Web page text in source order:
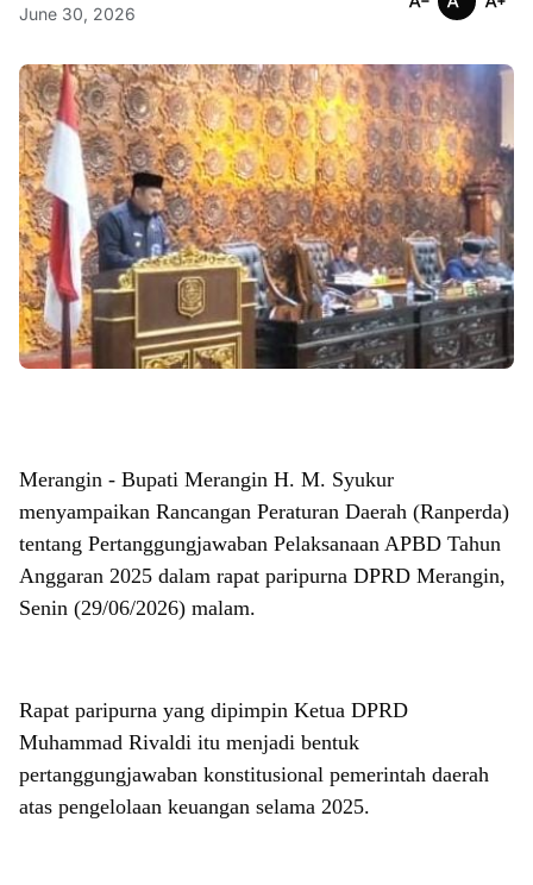
June 30, 2026
Merangin - Bupati Merangin H. M. Syukur
menyampaikan Rancangan Peraturan Daerah (Ranperda)
tentang Pertanggungjawaban Pelaksanaan APBD Tahun
Anggaran 2025 dalam rapat paripurna DPRD Merangin,
Senin (29/06/2026) malam.
Rapat paripurna yang dipimpin Ketua DPRD
Muhammad Rivaldi itu menjadi bentuk
pertanggungjawaban konstitusional pemerintah daerah
atas pengelolaan keuangan selama 2025.